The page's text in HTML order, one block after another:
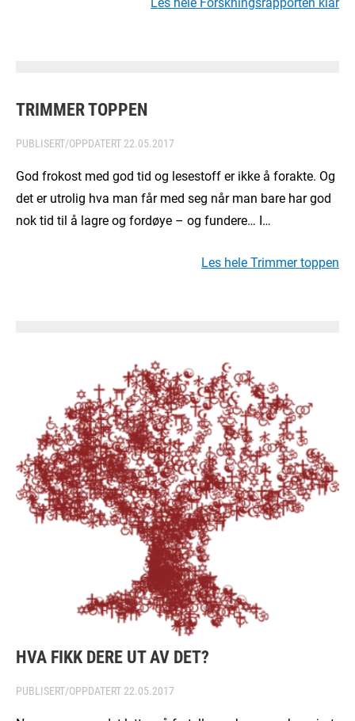
TRIMMER TOPPEN
PUBLISERT/OPPDATERT 22.05.2017
God frokost med god tid og lesestoff er ikke å forakte. Og
det er utrolig hva man får med seg når man bare har god
nok tid til å lagre og fordøye – og fundere… I…
Les hele Trimmer toppen
HVA FIKK DERE UT AV DET?
PUBLISERT/OPPDATERT 22.05.2017